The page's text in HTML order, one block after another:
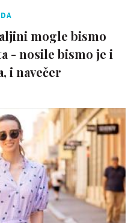
mogle bismo
- nosile bismo je i
i navečer